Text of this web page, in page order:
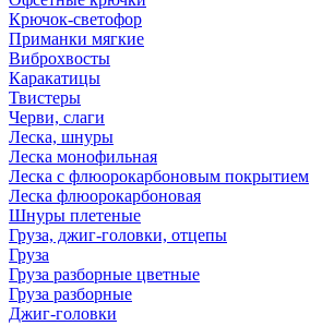
Крючок-светофор
Приманки мягкие
Виброхвосты
Каракатицы
Твистеры
Черви, слаги
Леска, шнуры
Леска монофильная
Леска с флюорокарбоновым покрытием
Леска флюорокарбоновая
Шнуры плетеные
Груза, джиг-головки, отцепы
Груза
Груза разборные цветные
Груза разборные
Джиг-головки